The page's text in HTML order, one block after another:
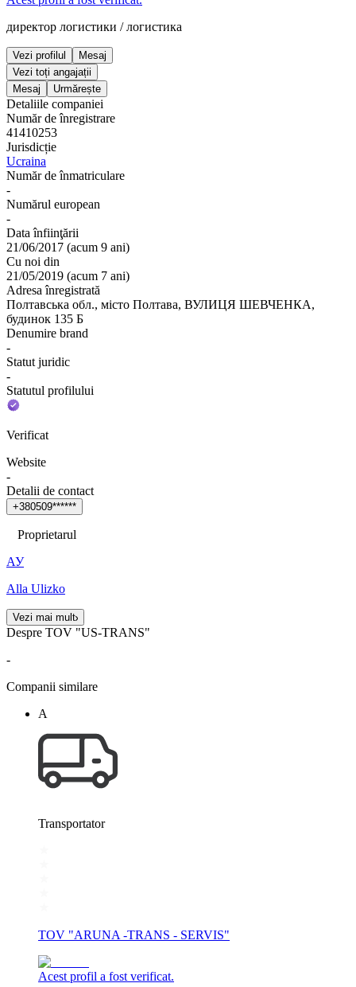
директор логистики /логистика
Vezi profilul
Mesaj
Vezi toți angajații
Mesaj
Urmărește
Detaliile companiei
Număr de înregistrare
41410253
Jurisdicție
Ucraina
Număr de înmatriculare
-
Numărul european
-
Data înfiinţării
21/06/2017 (acum 9 ani)
Cu noi din
21/05/2019 (acum 7 ani)
Adresa înregistrată
Полтавська обл., місто Полтава, ВУЛИЦЯ ШЕВЧЕНКА,
будинок 135 Б
Denumire brand
-
Statut juridic
-
Statutul profilului
Verificat
Website
-
Detalii de contact
+380509******
Proprietarul
АУ
Alla Ulizko
Vezi mai mult
Despre TOV "US-TRANS"
-
Companii similare
А
Transportator
TOV "ARUNA -TRANS - SERVIS"
Acest profil a fost verificat.